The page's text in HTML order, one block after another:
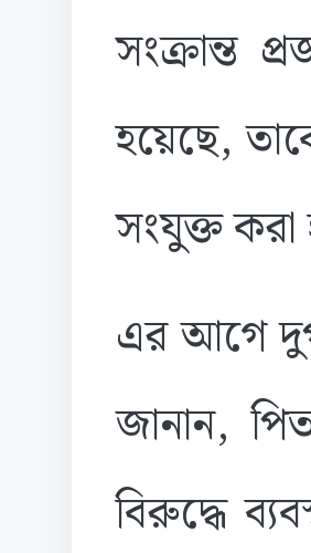
সংক্রান্ত
হয়েছে,
সংযুক্ত করা
এর আগে
জানান,
বিরুদ্ধে